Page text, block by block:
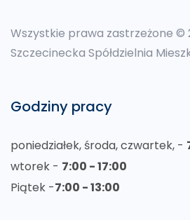
Wszystkie prawa zastrzeżone ©
Szczecinecka Spółdzielnia
Godziny pracy
poniedziałek, środa, czwartek, -
wtorek - 7:00 - 17:00
Piątek -7:00 - 13:00